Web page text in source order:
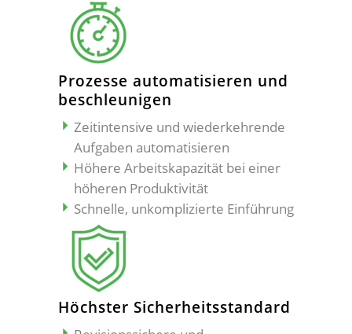
Prozesse automatisieren und
beschleunigen
Zeitintensive und wiederkehrende
Aufgaben automatisieren
Höhere Arbeitskapazität bei einer
höheren Produktivität
Schnelle, unkomplizierte Einführung
Höchster Sicherheitsstandard